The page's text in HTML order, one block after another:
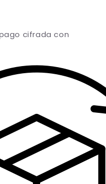
cifrada con